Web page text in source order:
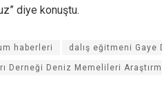
diye konuştu.
haberleri dalış eğitmeni Gaye
Derneği Deniz Memelileri